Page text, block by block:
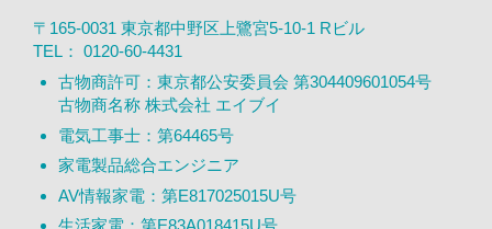
〒165-0031 東京都中野区上鷺宮5-10-1 Rビル
TEL： 0120-60-4431
古物商許可：東京都公安委員会 第304409601054号
古物商名称 株式会社 エイブイ
電気工事士：第64465号
家電製品総合エンジニア
AV情報家電：第E817025015U号